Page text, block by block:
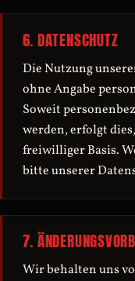
6. DATENSCHUTZ
Die Nutzung
ohne Angabe
Soweit
werden, erfolgt
freiwilliger Basis.
bitte unserer
7.
Wir behalten uns